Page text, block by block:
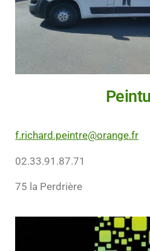
f.richard.peintre@orange.fr
02.33.91.87.71
75 la Perdrière